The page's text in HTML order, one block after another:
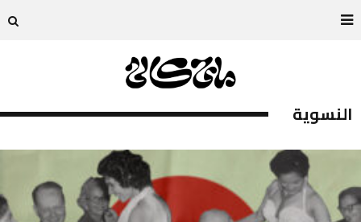
النسوية